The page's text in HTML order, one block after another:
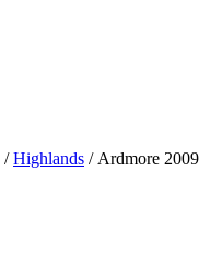
/Highlands / Ardmore 2009